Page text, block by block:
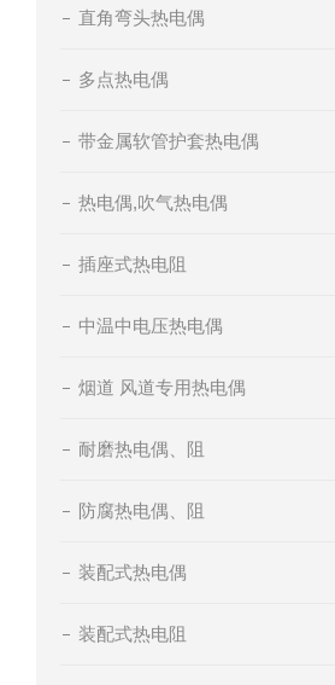
直角弯头热电偶
多点热电偶
带金属软管护套热电偶
热电偶,吹气热电偶
插座式热电阻
中温中电压热电偶
烟道 风道专用热电偶
耐磨热电偶、阻
防腐热电偶、阻
装配式热电偶
装配式热电阻